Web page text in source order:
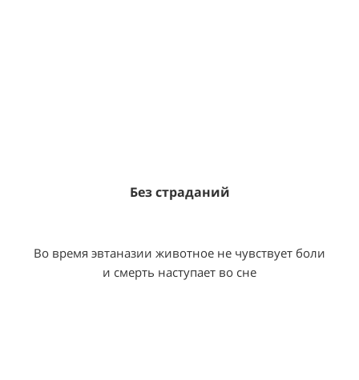
Без страданий
Во время эвтаназии животное не чувствует боли
и смерть наступает во сне